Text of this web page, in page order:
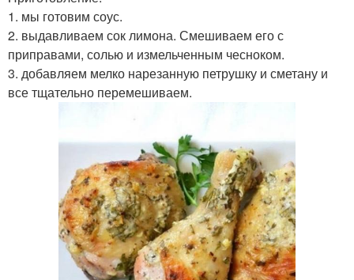
1. мы готовим соус.
2. выдавливаем сок лимона. Смешиваем его с
приправами, солью и измельченным чесноком.
3. добавляем мелко нарезанную петрушку и сметану и
все тщательно перемешиваем.